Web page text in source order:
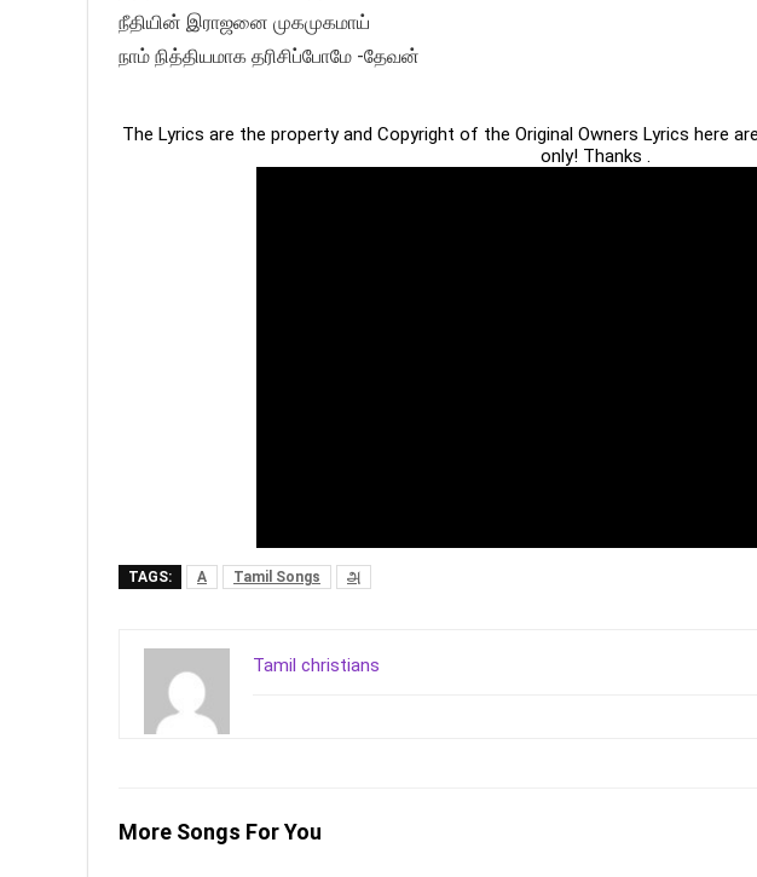
நீதியின் இராஜனை முகமுகமாய்
நாம் நித்தியமாக தரிசிப்போமே -தேவன்
The Lyrics are the property and Copyright of the Original Owners Lyrics here
only! Thanks .
TAGS: A Tamil Songs அ
Tamil christians
More Songs For You